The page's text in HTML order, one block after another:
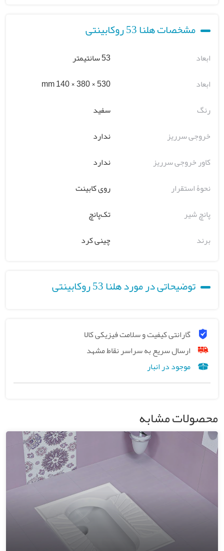
مشخصات هلنا 53 روکابینتی
ابعاد
53 سانتیمتر
ابعاد
530 × 380 × 140 mm
رنگ
سفید
خروجی سرریز
ندارد
کاور خروجی سرریز
ندارد
نحوۀ استقرار
روی کابینت
پانچ شیر
تک‌پانچ
برند
چینی کرد
توضیحاتی در مورد هلنا 53 روکابینتی
گارانتی کیفیت و سلامت فیزیکی کالا
ارسال سریع به سراسر نقاط مشهد
موجود در انبار
محصولات مشابه